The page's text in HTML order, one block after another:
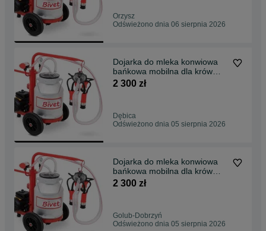
Orzysz
Odświeżono dnia 06 sierpnia 2026
Dojarka do mleka konwiowa
bańkowa mobilna dla krów
krowy kóz METAL 30l
2 300 zł
Dębica
Odświeżono dnia 05 sierpnia 2026
Dojarka do mleka konwiowa
bańkowa mobilna dla krów
krowy kóz METAL 30l
2 300 zł
Golub-Dobrzyń
Odświeżono dnia 05 sierpnia 2026